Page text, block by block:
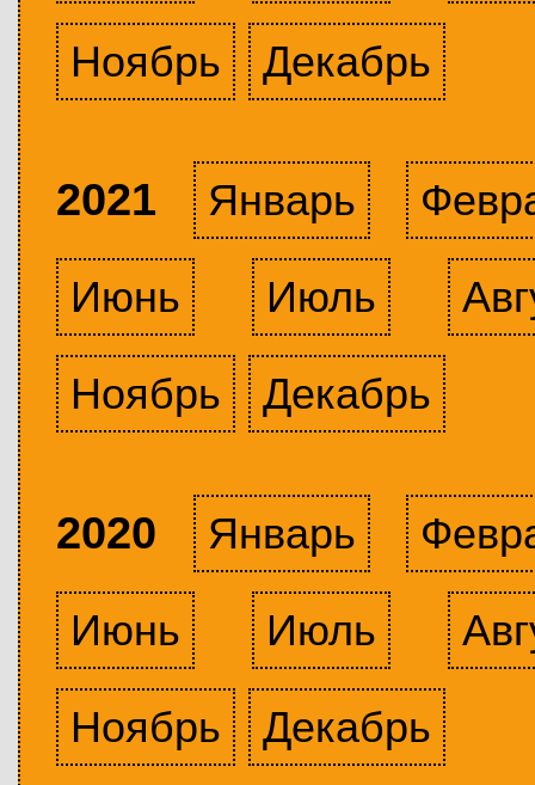
Ноябрь
Декабрь
2021 Январь
Июнь
Июль
Ноябрь
Декабрь
2020 Январь
Июнь
Июль
Ноябрь
Декабрь